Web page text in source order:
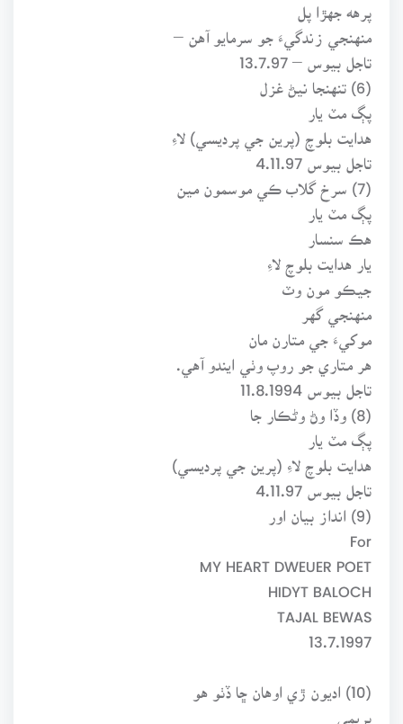
پرهه جهڙا پل
منهنجي زندگيءَ جو سرمايو آهن –
تاجل بيوس – 13.7.97
(6) تنهنجا نيڻ غزل
پڳ مٽ يار
هدايت بلوچ (پرين جي پرديسي) لاءِ
تاجل بيوس 4.11.97
(7) سرخ گلاب ڪي موسمون مين
پڳ مٽ يار
هڪ سنسار
يار هدايت بلوچ لاءِ
منهنجي گهر
موکيءَ جي متارن مان
هر متاري جو روپ وٺي ايندو آهي.
تاجل بيوس 11.8.1994
(8) وڏا وڻ وڻڪار جا
پڳ مٽ يار
هدايت بلوچ لاءِ (پرين جي پرديسي)
تاجل بيوس 4.11.97
(9) انداز بيان اور
For
MY HEART DWEUER POET
HIDYT BALOCH
TAJAL BEWAS
13.7.1997
(10) اديون ڙي اوهان ڇا ڏٺو هو